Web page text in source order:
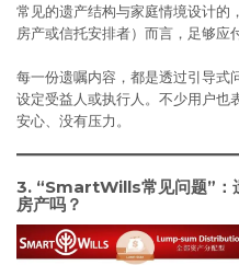
常见的遗产结构与家庭情境设计的
房产或信托安排者）而言，足够应
每一份遗嘱内容，都是透过引导式
设定受益人或执行人。不少用户也
安心、没有压力。
3. “SmartWills常见问题”：
房产吗？